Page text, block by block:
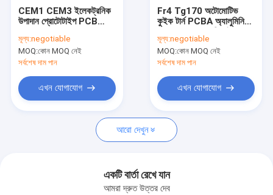
উদ্ধৃতির জন্য আবেদন
দ্রুত পালা PCB সমাবেশ
CEM1 CEM3 ইলেকট্রনিক
উপাদান প্রোটোটাইপ PCB
মূল্য:negotiable
MOQ:কোন MOQ নেই
সর্বশেষ দাম পান
এখন যোগাযোগ
Fr4 Tg170 অটোমোটিভ
কুইক টার্ন PCBA অ্যালুমিনিয়াম
মূল্য:negotiable
MOQ:কোন MOQ নেই
সর্বশেষ দাম পান
এখন যোগাযোগ
আরো দেখুন
একটি বার্তা রেখে যান
আমরা দ্রুত উত্তর দেব